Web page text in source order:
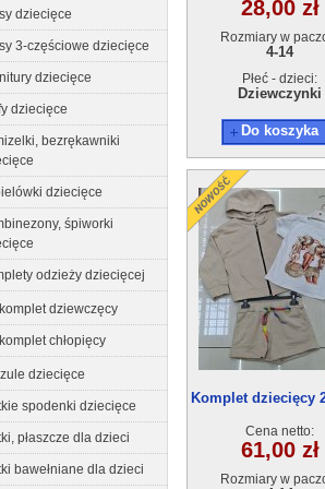
dziecięce
3-częściowe dziecięce
dziecięce
dziecięce
bezrękawniki
dziecięce
śpiworki
odzieży dziecięcej
komplet dziewczęcy
komplet chłopięcy
dziecięce
spodenki dziecięce
płaszcze dla dzieci
bawełniane dla dzieci
28,00 zł
Rozmiary w
4-14
Płeć - dzieci:
Dziewczynki
Do koszyka
Komplet dziecięcy
Cena netto:
61,00 zł
Rozmiary w